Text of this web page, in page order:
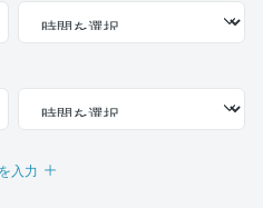
入力